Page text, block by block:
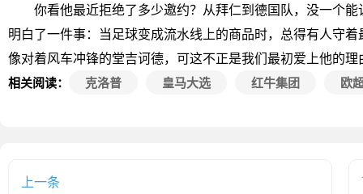
你看他最近拒绝了多少邀约？从拜仁到德国队，没一个能
明白了一件事：当足球变成流水线上的商品时，总得有人守
像对着风车冲锋的堂吉诃德，可这不正是我们最初爱上他的理
相关阅读： 克洛普 皇马大选 红牛集团 欧
上一条